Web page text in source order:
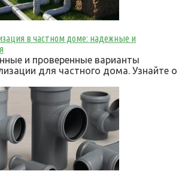
в частном доме: надежные и
и проверенные варианты
для частного дома. Узнайте о